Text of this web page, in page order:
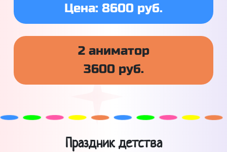
Цена: 8600 руб.
2 аниматор
3600 руб.
Праздник детства